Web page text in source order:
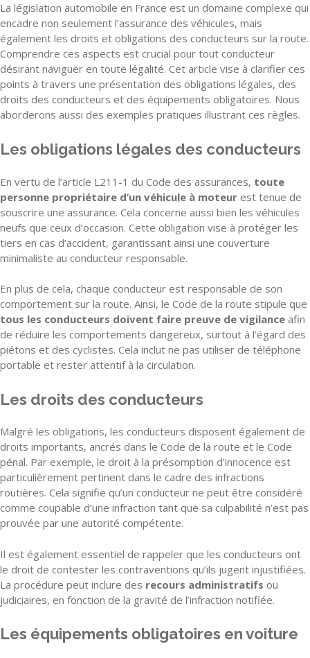
La législation automobile en France est un domaine complexe qui
encadre non seulement l’assurance des véhicules, mais
également les droits et obligations des conducteurs sur la route.
Comprendre ces aspects est crucial pour tout conducteur
désirant naviguer en toute légalité. Cet article vise à clarifier ces
points à travers une présentation des obligations légales, des
droits des conducteurs et des équipements obligatoires. Nous
aborderons aussi des exemples pratiques illustrant ces règles.
Les obligations légales des conducteurs
En vertu de l’article L211-1 du Code des assurances, toute
personne propriétaire d’un véhicule à moteur est tenue de
souscrire une assurance. Cela concerne aussi bien les véhicules
neufs que ceux d’occasion. Cette obligation vise à protéger les
tiers en cas d’accident, garantissant ainsi une couverture
minimaliste au conducteur responsable.
En plus de cela, chaque conducteur est responsable de son
comportement sur la route. Ainsi, le Code de la route stipule que
tous les conducteurs doivent faire preuve de vigilance afin
de réduire les comportements dangereux, surtout à l’égard des
piétons et des cyclistes. Cela inclut ne pas utiliser de téléphone
portable et rester attentif à la circulation.
Les droits des conducteurs
Malgré les obligations, les conducteurs disposent également de
droits importants, ancrés dans le Code de la route et le Code
pénal. Par exemple, le droit à la présomption d’innocence est
particulièrement pertinent dans le cadre des infractions
routières. Cela signifie qu’un conducteur ne peut être considéré
comme coupable d’une infraction tant que sa culpabilité n’est pas
prouvée par une autorité compétente.
Il est également essentiel de rappeler que les conducteurs ont
le droit de contester les contraventions qu’ils jugent injustifiées.
La procédure peut inclure des recours administratifs ou
judiciaires, en fonction de la gravité de l’infraction notifiée.
Les équipements obligatoires en voiture